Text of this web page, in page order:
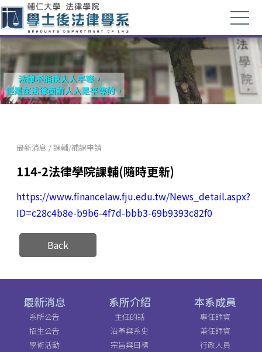
最新消息 /課輔/補課申請
114-2法律學院課輔(隨時更新)
https://www.financelaw.fju.edu.tw/News_detail.aspx?
ID=c28c4b8e-b9b6-4f7d-bbb3-69b9393c82f0
Back
最新消息
系所公告
招生公告
學術活動
系所介紹
主任的話
沿革與系史
宗旨與目標
本系成員
專任師資
兼任師資
行政人員